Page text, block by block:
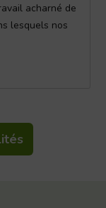
acharné de
lesquels nos